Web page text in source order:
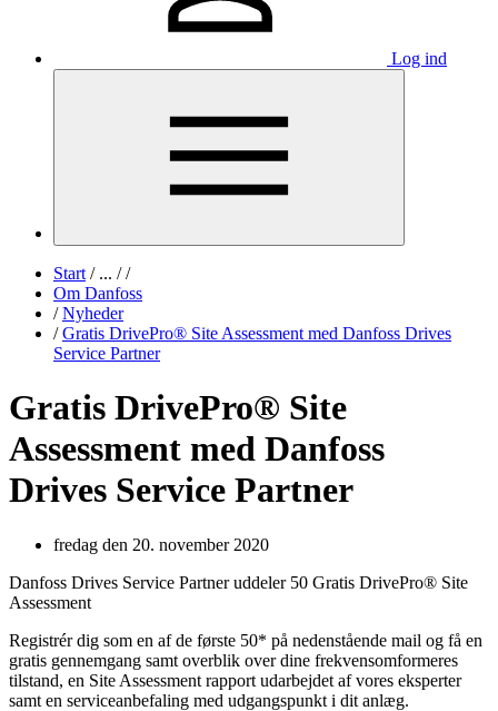
Log ind
Start /... / /
Om Danfoss
/ Nyheder
/ Gratis DrivePro® Site Assessment med Danfoss Drives
Service Partner
Gratis DrivePro® Site
Assessment med Danfoss
Drives Service Partner
fredag den 20. november 2020
Danfoss Drives Service Partner uddeler 50 Gratis DrivePro® Site
Assessment
Registrér dig som en af de første 50* på nedenstående mail og få en
gratis gennemgang samt overblik over dine frekvensomformeres
tilstand, en Site Assessment rapport udarbejdet af vores eksperter
samt en serviceanbefaling med udgangspunkt i dit anlæg.